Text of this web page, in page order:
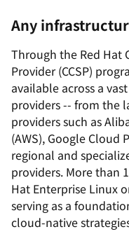
Any
Through the Red Hat
Provider (CCSP)
available across a
providers -- from the
providers such as
(AWS), Google
regional and
providers. More than
Hat Enterprise Linux
serving as a
cloud-native